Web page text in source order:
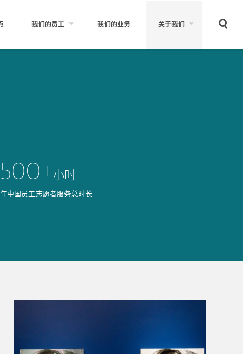
我们的员工 我们的业务 关于我们
小时
中国员工志愿者服务总时长